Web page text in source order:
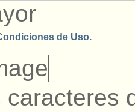
de Uso.
caracteres